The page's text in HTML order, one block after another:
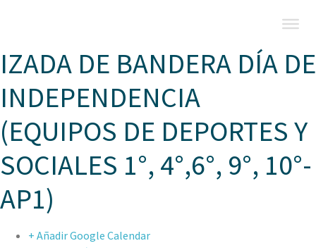
IZADA DE BANDERA DÍA DE
INDEPENDENCIA
(EQUIPOS DE DEPORTES Y
SOCIALES 1°, 4°,6°, 9°, 10°-
AP1)
+ Añadir Google Calendar